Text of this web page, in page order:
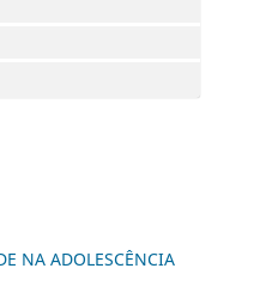
NA ADOLESCÊNCIA